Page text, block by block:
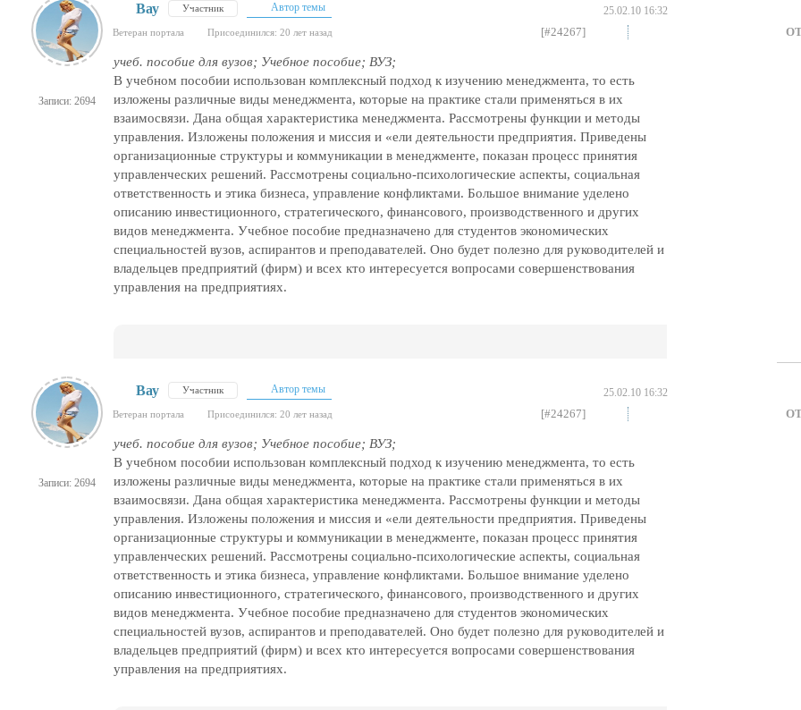
Записи: 2694
Вау Участник Автор темы 25.02.10 16:32
Ветеран портала Присоединился: 20 лет назад [#24267]
учеб. пособие для вузов; Учебное пособие; ВУЗ;
В учебном пособии использован комплексный подход к изучению менеджмента, то есть
изложены различные виды менеджмента, которые на практике стали применяться в их
взаимосвязи. Дана общая характеристика менеджмента. Рассмотрены функции и методы
управления. Изложены положения и миссия и «ели деятельности предприятия. Приведены
организационные структуры и коммуникации в менеджменте, показан процесс принятия
управленческих решений. Рассмотрены социально-психологические аспекты, социальная
ответственность и этика бизнеса, управление конфликтами. Большое внимание уделено
описанию инвестиционного, стратегического, финансового, производственного и других
видов менеджмента. Учебное пособие предназначено для студентов экономических
специальностей вузов, аспирантов и преподавателей. Оно будет полезно для руководителей и
владельцев предприятий (фирм) и всех кто интересуется вопросами совершенствования
управления на предприятиях.
Записи: 2694
Вау Участник Автор темы 25.02.10 16:32
Ветеран портала Присоединился: 20 лет назад [#24267]
учеб. пособие для вузов; Учебное пособие; ВУЗ;
В учебном пособии использован комплексный подход к изучению менеджмента, то есть
изложены различные виды менеджмента, которые на практике стали применяться в их
взаимосвязи. Дана общая характеристика менеджмента. Рассмотрены функции и методы
управления. Изложены положения и миссия и «ели деятельности предприятия. Приведены
организационные структуры и коммуникации в менеджменте, показан процесс принятия
управленческих решений. Рассмотрены социально-психологические аспекты, социальная
ответственность и этика бизнеса, управление конфликтами. Большое внимание уделено
описанию инвестиционного, стратегического, финансового, производственного и других
видов менеджмента. Учебное пособие предназначено для студентов экономических
специальностей вузов, аспирантов и преподавателей. Оно будет полезно для руководителей и
владельцев предприятий (фирм) и всех кто интересуется вопросами совершенствования
управления на предприятиях.